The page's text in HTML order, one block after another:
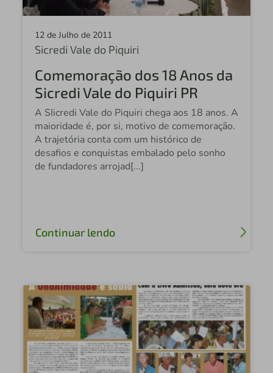
12 de Julho de 2011
Sicredi Vale do Piquiri
Comemoração dos 18 Anos da
Sicredi Vale do Piquiri PR
A SIicredi Vale do Piquiri chega aos 18 anos. A
maioridade é, por si, motivo de comemoração.
A trajetória conta com um histórico de
desafios e conquistas embalado pelo sonho
de fundadores arrojad[...]
Continuar lendo